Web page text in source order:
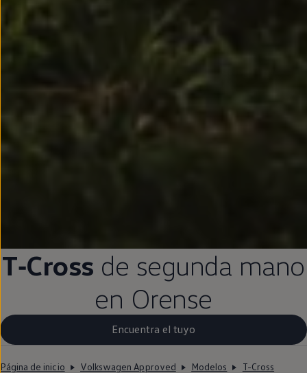
T‑Cross de segunda mano
en Orense
Encuentra el tuyo
Página de inicio Volkswagen Approved Modelos
T-Cross